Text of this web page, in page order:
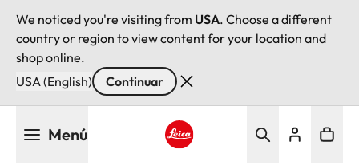
We noticed you're visiting from USA. Choose a different
country or region to view content for your location and
shop online.
USA (English)
Continuar
Menú